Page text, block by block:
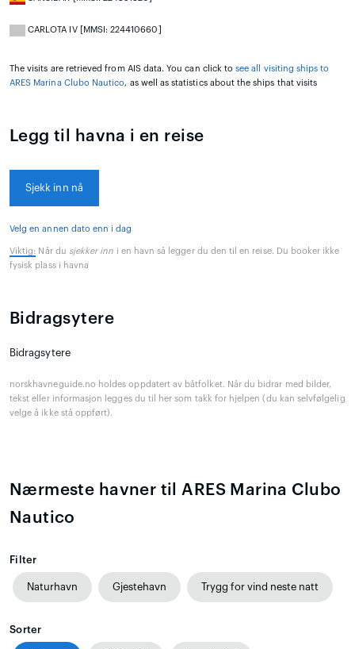
CARLOTA IV [MMSI: 224410660]
The visits are retrieved from AIS data. You can click tosee all visiting ships to
ARES Marina Clubo Nautico, as well as statistics about the ships that visits
Legg til havna i en reise
Sjekk inn nå
Velg en annen dato enn i dag
Viktig: Når du sjekker inn i en havn så legger du den til en reise. Du booker ikke
fysisk plass i havna
Bidragsytere
Bidragsytere
norskhavneguide.no holdes oppdatert av båtfolket. Når du bidrar med bilder,
tekst eller informasjon legges du til her som takk for hjelpen (du kan selvfølgelig
velge å ikke stå oppført).
Nærmeste havner til ARES Marina Clubo
Nautico
Filter
Naturhavn Gjestehavn Trygg for vind neste natt
Sorter